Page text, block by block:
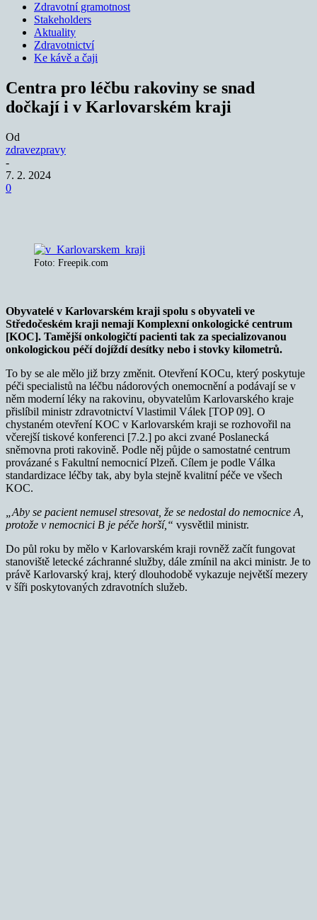
Zdravotní gramotnost
Stakeholders
Aktuality
Zdravotnictví
Ke kávě a čaji
Centra pro léčbu rakoviny se snad
dočkají i v Karlovarském kraji
Od
zdravezpravy
-
7. 2. 2024
0
Foto: Freepik.com
Obyvatelé v Karlovarském kraji spolu s obyvateli ve
Středočeském kraji nemají Komplexní onkologické centrum
[KOC]. Tamější onkologičtí pacienti tak za specializovanou
onkologickou péčí dojíždí desítky nebo i stovky kilometrů.
To by se ale mělo již brzy změnit. Otevření KOCu, který poskytuje
péči specialistů na léčbu nádorových onemocnění a podávají se v
něm moderní léky na rakovinu, obyvatelům Karlovarského kraje
přislíbil ministr zdravotnictví Vlastimil Válek [TOP 09]. O
chystaném otevření KOC v Karlovarském kraji se rozhovořil na
včerejší tiskové konferenci [7.2.] po akci zvané Poslanecká
sněmovna proti rakovině. Podle něj půjde o samostatné centrum
provázané s Fakultní nemocnicí Plzeň. Cílem je podle Válka
standardizace léčby tak, aby byla stejně kvalitní péče ve všech
KOC.
„Aby se pacient nemusel stresovat, že se nedostal do nemocnice A,
protože v nemocnici B je péče horší,“ vysvětlil ministr.
Do půl roku by mělo v Karlovarském kraji rovněž začít fungovat
stanoviště letecké záchranné služby, dále zmínil na akci ministr. Je to
právě Karlovarský kraj, který dlouhodobě vykazuje největší mezery
v šíři poskytovaných zdravotních služeb.